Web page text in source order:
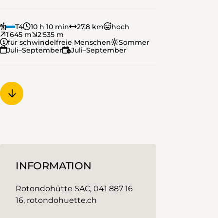
T4 10 h 10 min 27,8 km
hoch
1'645 m
2'535 m
für schwindelfreie Menschen
Sommer
Juli–September
Juli–September
INFORMATION
Rotondohütte SAC, 041 887 16
16, rotondohuette.ch